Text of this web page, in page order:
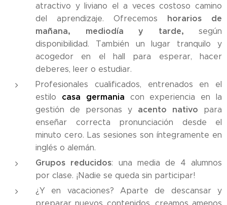
atractivo y liviano el a veces costoso camino
del aprendizaje. Ofrecemos horarios de
mañana, mediodía y tarde, según
disponibilidad. También un lugar tranquilo y
acogedor en el hall para esperar, hacer
deberes, leer o estudiar.
Profesionales cualificados, entrenados en el
estilo casa germania con experiencia en la
gestión de personas y acento nativo para
enseñar correcta pronunciación desde el
minuto cero. Las sesiones son íntegramente en
inglés o alemán.
Grupos reducidos: una media de 4 alumnos
por clase. ¡Nadie se queda sin participar!
¿Y en vacaciones? Aparte de descansar y